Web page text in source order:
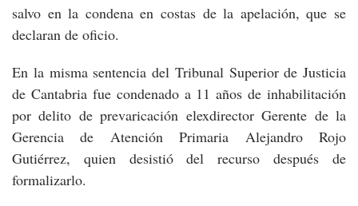
salvo en la condena en costas de la apelación, que se
declaran de oficio.
En la misma sentencia del Tribunal Superior de Justicia
de Cantabria fue condenado a 11 años de inhabilitación
por delito de prevaricación elexdirector Gerente de la
Gerencia de Atención Primaria Alejandro Rojo
Gutiérrez, quien desistió del recurso después de
formalizarlo.